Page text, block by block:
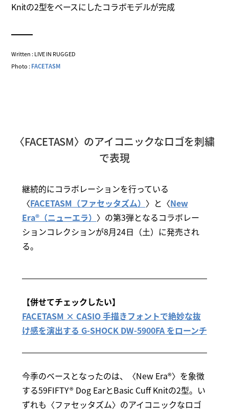
Knitの2型をベースにしたコラボモデルが完成
Written : LIVE IN RUGGED
Photo :FACETASM
〈FACETASM〉のアイコニックなロゴを刺繍
で表現
継続的にコラボレーションを行っている
〈FACETASM（ファセッタズム） 〉と〈New
Era®（ニューエラ） 〉の第3弾となるコラボレー
ションコレクションが8月24日（土）に発売され
る。
【併せてチェックしたい】
FACETASM × CASIO 手描きフォントで絶妙な抜
け感を演出する G-SHOCK DW-5900FA をローンチ
今季のベースとなったのは、〈New Era®〉を象徴
する59FIFTY® Dog EarとBasic Cuff Knitの2型。い
ずれも〈ファセッタズム〉のアイコニックなロゴ